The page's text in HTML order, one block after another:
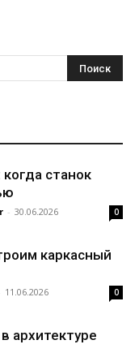
станок
- 30.06.2026 0
каркасный
11.06.2026 0
архитектуре